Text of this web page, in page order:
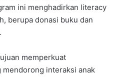
ini menghadirkan‎ literacy
berupa donasi buku dan
memperkuat
interaksi anak